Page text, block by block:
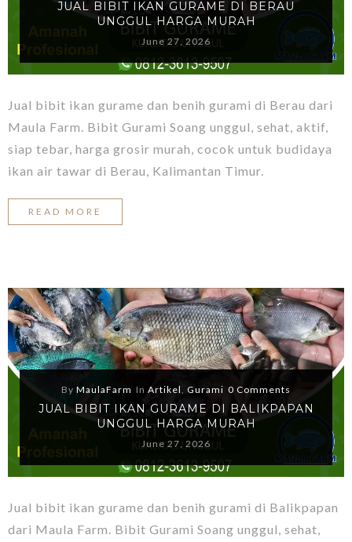
JUAL BIBIT IKAN GURAME DI BERAU
UNGGUL HARGA MURAH
June 27, 2026
Jual bibit ikan gurame dan benih gurami di Berau dari
Maula Farm. Bibit Gurami Soang unggul, sehat, aktif,
siap tebar, harga grosir murah, cocok untuk budidaya
ikan air tawar di Berau, Kalimantan Timur.
READ MORE
By MaulaFarm In Artikel Gurami 0 Comments
JUAL BIBIT IKAN GURAME DI BALIKPAPAN
UNGGUL HARGA MURAH
June 27, 2026
Jual bibit ikan gurame dan benih gurami di Balikpapan
dari Maula Farm. Bibit Gurami Soang unggul, sehat,